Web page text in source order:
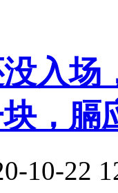
入场
，膈
10-22